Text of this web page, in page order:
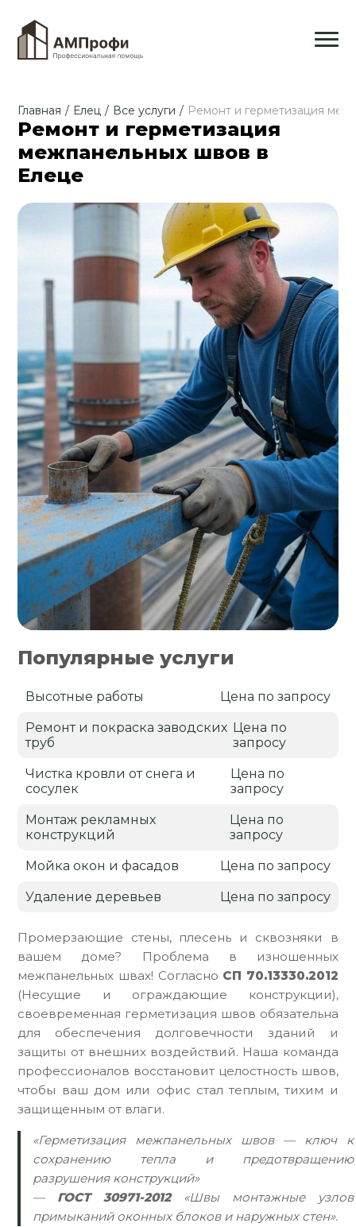
Главная / Елец / Все услуги / Ремонт и герметизация
Ремонт и герметизация
межпанельных швов в
Елеце
Промерзающие стены, плесень и сквозняки в
вашем доме? Проблема в изношенных
межпанельных швах! Согласно СП 70.13330.2012
(Несущие и ограждающие конструкции),
своевременная герметизация швов обязательна
для обеспечения долговечности зданий и
защиты от внешних воздействий. Наша команда
профессионалов восстановит целостность швов,
чтобы ваш дом или офис стал теплым, тихим и
защищенным от влаги.
«Герметизация межпанельных швов — ключ к
сохранению тепла и предотвращению
разрушения конструкций»
— ГОСТ 30971-2012«Швы монтажные узлов
примыканий оконных блоков и наружных стен».
Популярные услуги
Высотные работы Цена по запросу
Ремонт и покраска заводских
труб
Цена по
запросу
Чистка кровли от снега и
сосулек
Цена по
запросу
Монтаж рекламных
конструкций
Цена по
запросу
Мойка окон и фасадов Цена по запросу
Удаление деревьев Цена по запросу